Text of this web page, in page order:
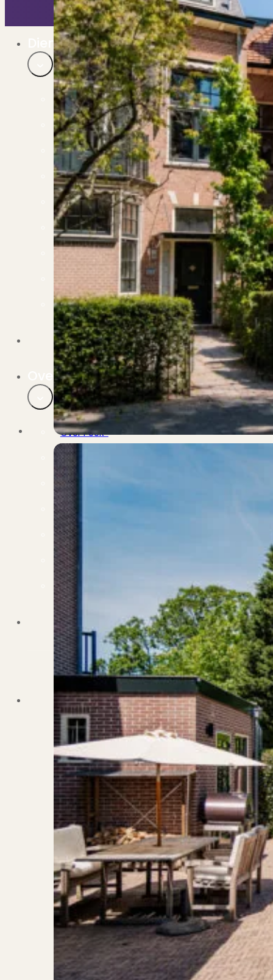
Bekijk ons huuraanbod..
Nieuwbouw projecten
De toekomst, te koop..
Diensten
Verkoop
Begeleiding naar een succesvolle verkoop
Aankoop
Samen vinden wij jouw droomwoning
Taxatie
Voldoe aan alle wettelijke eisen
Stille Verkoop
Verkoop jouw huis discreet..
Nieuwbouw verkopen
Vraagt om specialistische kennis...
Verhuren
Verhuur uw woning via ons netwerk
Verhuur & Beheer
Huurwoningen én beheer op maat
Wil jij jouw huis renoveren? Geen probleem!
Alle diensten
Bekijk het overzicht van alle diensten..
Over PUUR*
Over PUUR*
Wie zijn wij?
Ons team
Leer ons beter kennen..
Werken bij PUUR*
Kom jij ons team versterken?
Onze vestigingen
De kracht van 6 vestigingen!
Beoordelingen
Dit zeggen klanten over ons
Partners
Maak gebruik van ons netwerk
Verenigingen
PUUR* is aangesloten bij...